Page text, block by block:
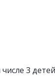
3